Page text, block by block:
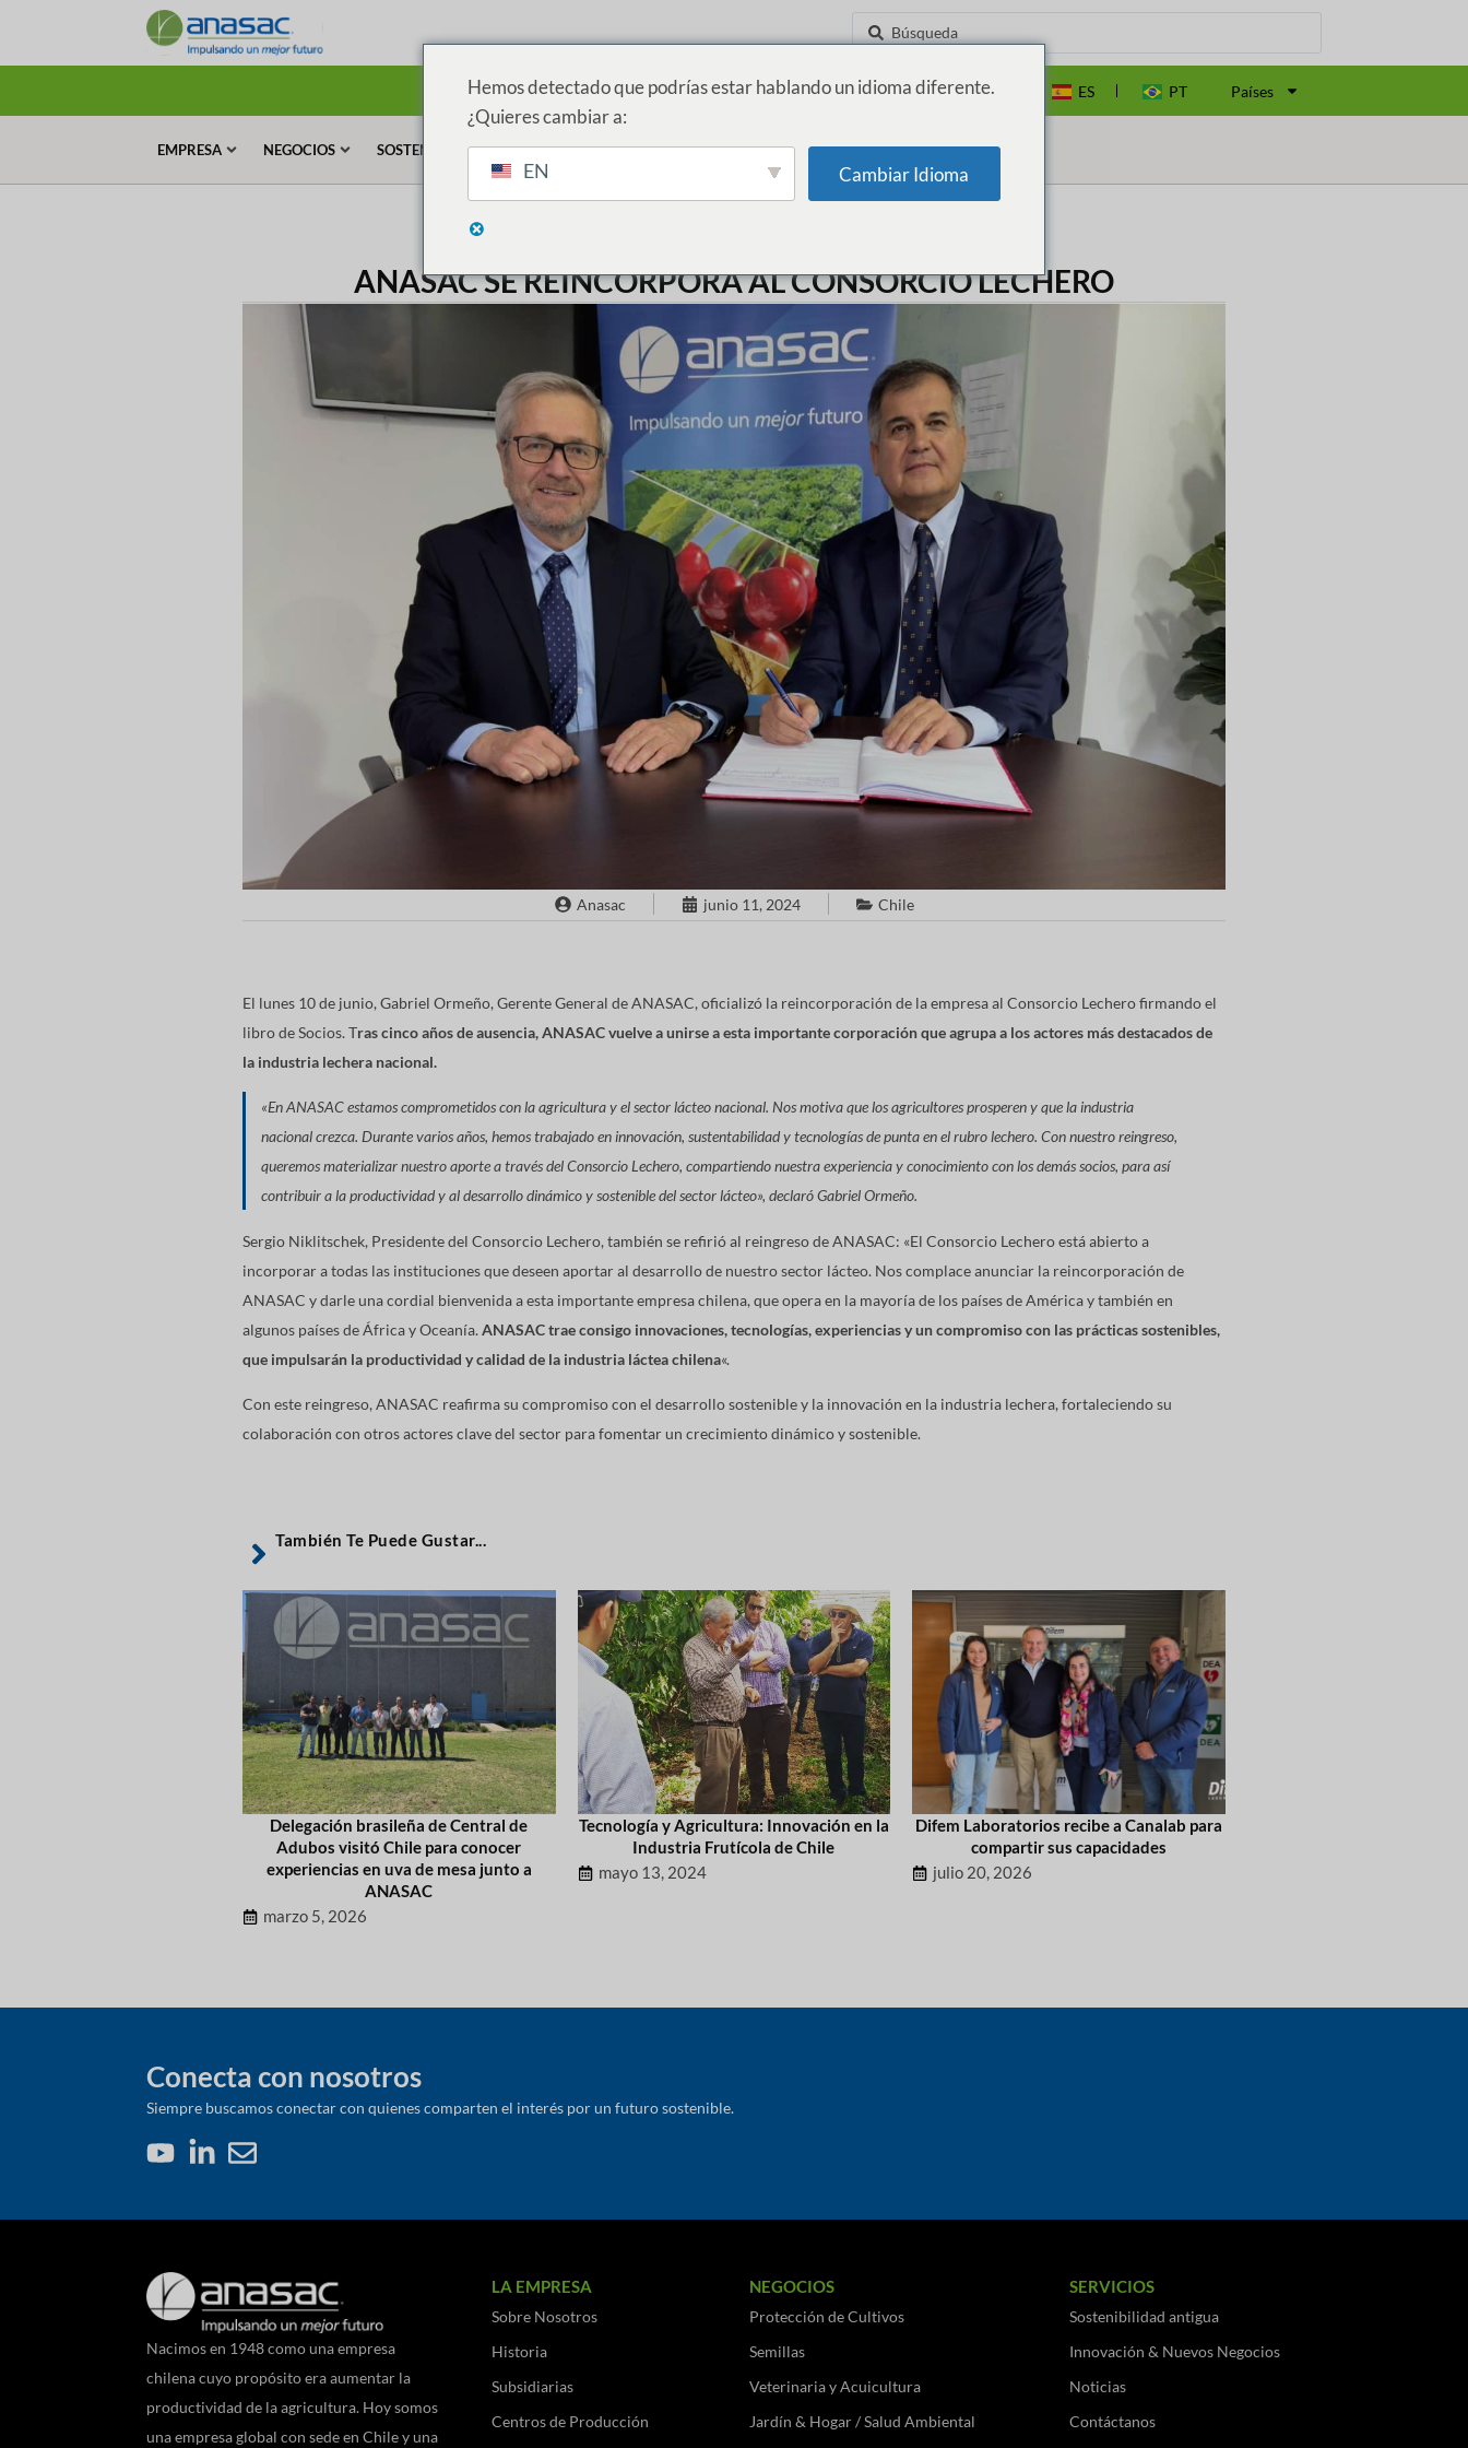
EN ES PT Países
EMPRESA NEGOCIOS SOSTENIBILIDAD INNOVACIÓN Y NUEVOS NEGOCIOS NOTICIAS CONTÁCTANOS
ANASAC SE REINCORPORA AL CONSORCIO LECHERO
Anasac junio 11, 2024 Chile
El lunes 10 de junio, Gabriel Ormeño, Gerente General de ANASAC, oficializó la reincorporación de la empresa al Consorcio Lechero firmando el
libro de Socios. Tras cinco años de ausencia, ANASAC vuelve a unirse a esta importante corporación que agrupa a los actores más destacados de
la industria lechera nacional.
«En ANASAC estamos comprometidos con la agricultura y el sector lácteo nacional. Nos motiva que los agricultores prosperen y que la industria
nacional crezca. Durante varios años, hemos trabajado en innovación, sustentabilidad y tecnologías de punta en el rubro lechero. Con nuestro reingreso,
queremos materializar nuestro aporte a través del Consorcio Lechero, compartiendo nuestra experiencia y conocimiento con los demás socios, para así
contribuir a la productividad y al desarrollo dinámico y sostenible del sector lácteo», declaró Gabriel Ormeño.
Sergio Niklitschek, Presidente del Consorcio Lechero, también se refirió al reingreso de ANASAC: «El Consorcio Lechero está abierto a
incorporar a todas las instituciones que deseen aportar al desarrollo de nuestro sector lácteo. Nos complace anunciar la reincorporación de
ANASAC y darle una cordial bienvenida a esta importante empresa chilena, que opera en la mayoría de los países de América y también en
algunos países de África y Oceanía. ANASAC trae consigo innovaciones, tecnologías, experiencias y un compromiso con las prácticas sostenibles,
que impulsarán la productividad y calidad de la industria láctea chilena«.
Con este reingreso, ANASAC reafirma su compromiso con el desarrollo sostenible y la innovación en la industria lechera, fortaleciendo su
colaboración con otros actores clave del sector para fomentar un crecimiento dinámico y sostenible.
También Te Puede Gustar...
Delegación brasileña de Central de
Adubos visitó Chile para conocer
experiencias en uva de mesa junto a
ANASAC
marzo 5, 2026
Tecnología y Agricultura: Innovación en la
Industria Frutícola de Chile
mayo 13, 2024
Difem Laboratorios recibe a Canalab para
compartir sus capacidades
julio 20, 2026
Conecta con nosotros
Siempre buscamos conectar con quienes comparten el interés por un futuro sostenible.
Nacimos en 1948 como una empresa
chilena cuyo propósito era aumentar la
productividad de la agricultura. Hoy somos
una empresa global con sede en Chile y una
LA EMPRESA
Sobre Nosotros
Historia
Subsidiarias
Centros de Producción
NEGOCIOS
Protección de Cultivos
Semillas
Veterinaria y Acuicultura
Jardín & Hogar / Salud Ambiental
SERVICIOS
Sostenibilidad antigua
Innovación & Nuevos Negocios
Noticias
Contáctanos
Hemos detectado que podrías estar hablando un idioma diferente.
¿Quieres cambiar a:
EN Cambiar Idioma